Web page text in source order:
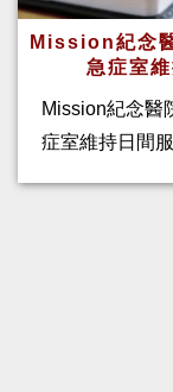
Mission紀念
急症室
Mission紀念醫
症室維持日間